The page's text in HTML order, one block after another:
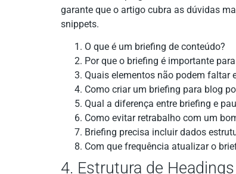
garante que o artigo cubra as dúvidas
snippets.
O que é um briefing de conteúdo?
Por que o briefing é importante para
Quais elementos não podem faltar
Como criar um briefing para blog
Qual a diferença entre briefing e
Como evitar retrabalho com um
Briefing precisa incluir dados
Com que frequência atualizar o
4. Estrutura de